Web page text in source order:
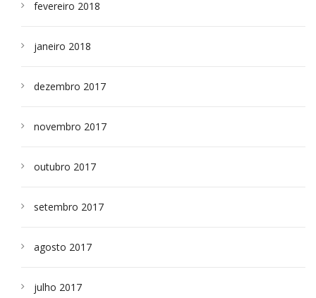
fevereiro 2018
janeiro 2018
dezembro 2017
novembro 2017
outubro 2017
setembro 2017
agosto 2017
julho 2017